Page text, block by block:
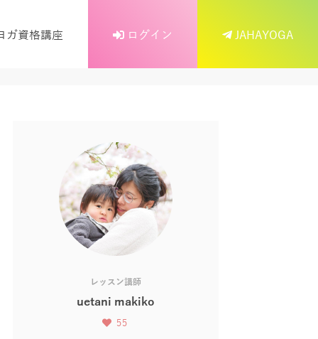
ガ資格講座 ログイン JAHAYOGA
レッスン講師
uetani makiko
55